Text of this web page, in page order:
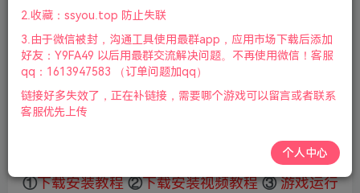
此内容为付费资源，请付费后查看
鲜花 5 鲜花 36
赞助会员 免费
登录购买
支付成功后请刷新网页
①下载安装教程 ②下载安装视频教程 ③ 游戏运行
2.收藏：ssyou.top 防止失联
3.由于微信被封，沟通工具使用最群app，应用市场下载后添加
好友：Y9FA49 以后用最群交流解决问题。不再使用微信！客服
qq：1613947583 （订单问题加qq）
链接好多失效了，正在补链接，需要哪个游戏可以留言或者联系
客服优先上传
个人中心